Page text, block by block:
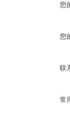
您
您
联
常